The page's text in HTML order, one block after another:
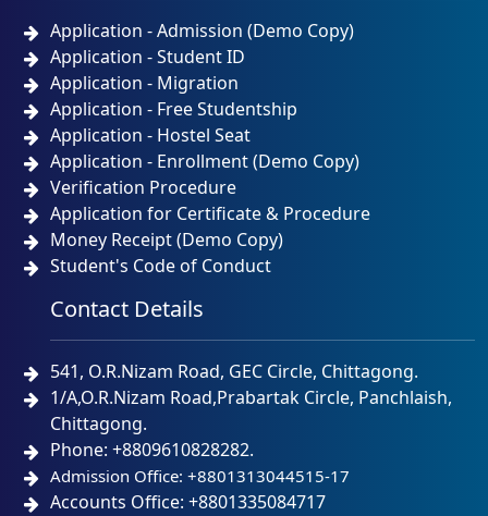
Application - Admission (Demo Copy)
Application - Student ID
Application - Migration
Application - Free Studentship
Application - Hostel Seat
Application - Enrollment (Demo Copy)
Verification Procedure
Application for Certificate & Procedure
Money Receipt (Demo Copy)
Student's Code of Conduct
Contact Details
541, O.R.Nizam Road, GEC Circle, Chittagong.
1/A,O.R.Nizam Road,Prabartak Circle, Panchlaish,
Chittagong.
Phone: +8809610828282.
Admission Office: +8801313044515-17
Accounts Office: +8801335084717